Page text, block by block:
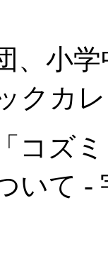
、小
クカ
コズ
いて -